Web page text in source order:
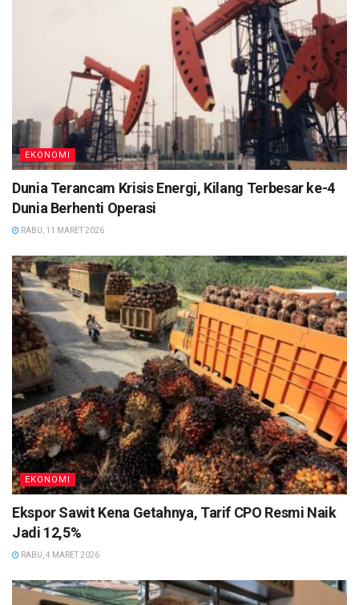
EKONOMI
Dunia Terancam Krisis Energi, Kilang Terbesar ke-4
Dunia Berhenti Operasi
RABU, 11 MARET 2026
EKONOMI
Ekspor Sawit Kena Getahnya, Tarif CPO Resmi Naik
Jadi 12,5%
RABU, 4 MARET 2026